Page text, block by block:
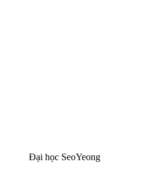
Đại học SeoYeong